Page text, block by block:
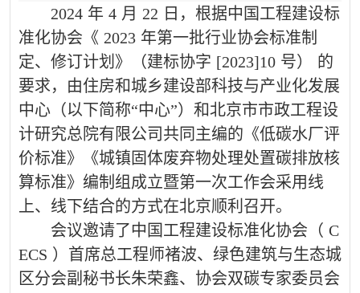
2024 年 4 月 22 日，根据中国工程建设标
准化协会《 2023 年第一批行业协会标准制
定、修订计划》（建标协字 [2023]10 号）
的
要求，由住房和城乡建设部科技与产业化发展
中心（以下简称“中心”）和北京市市政工程设
计研究总院有限公司共同主编的《低碳水厂评
价标准》《城镇固体废弃物处理处置碳排放核
算标准》编制组成立暨第一次工作会采用线
上、线下结合的方式在北京顺利召开。
会议邀请了中国工程建设标准化协会（ C
ECS ）首席总工程师褚波、绿色建筑与生态城
区分会副秘书长朱荣鑫、协会双碳专家委员会